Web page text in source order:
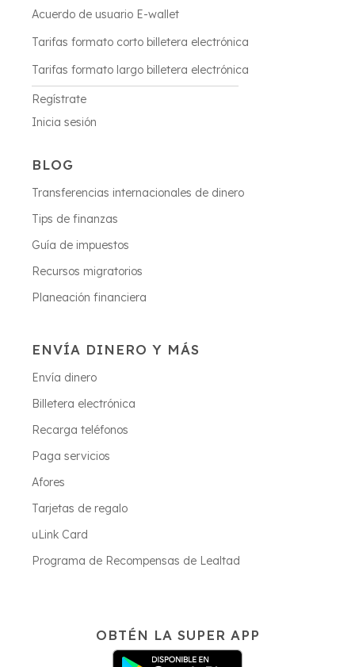
Acuerdo de usuario E-wallet
Tarifas formato corto billetera electrónica
Tarifas formato largo billetera electrónica
Regístrate
Inicia sesión
BLOG
Transferencias internacionales de dinero
Tips de finanzas
Guía de impuestos
Recursos migratorios
Planeación financiera
ENVÍA DINERO Y MÁS
Envía dinero
Billetera electrónica
Recarga teléfonos
Paga servicios
Afores
Tarjetas de regalo
uLink Card
Programa de Recompensas de Lealtad
OBTÉN LA SUPER APP